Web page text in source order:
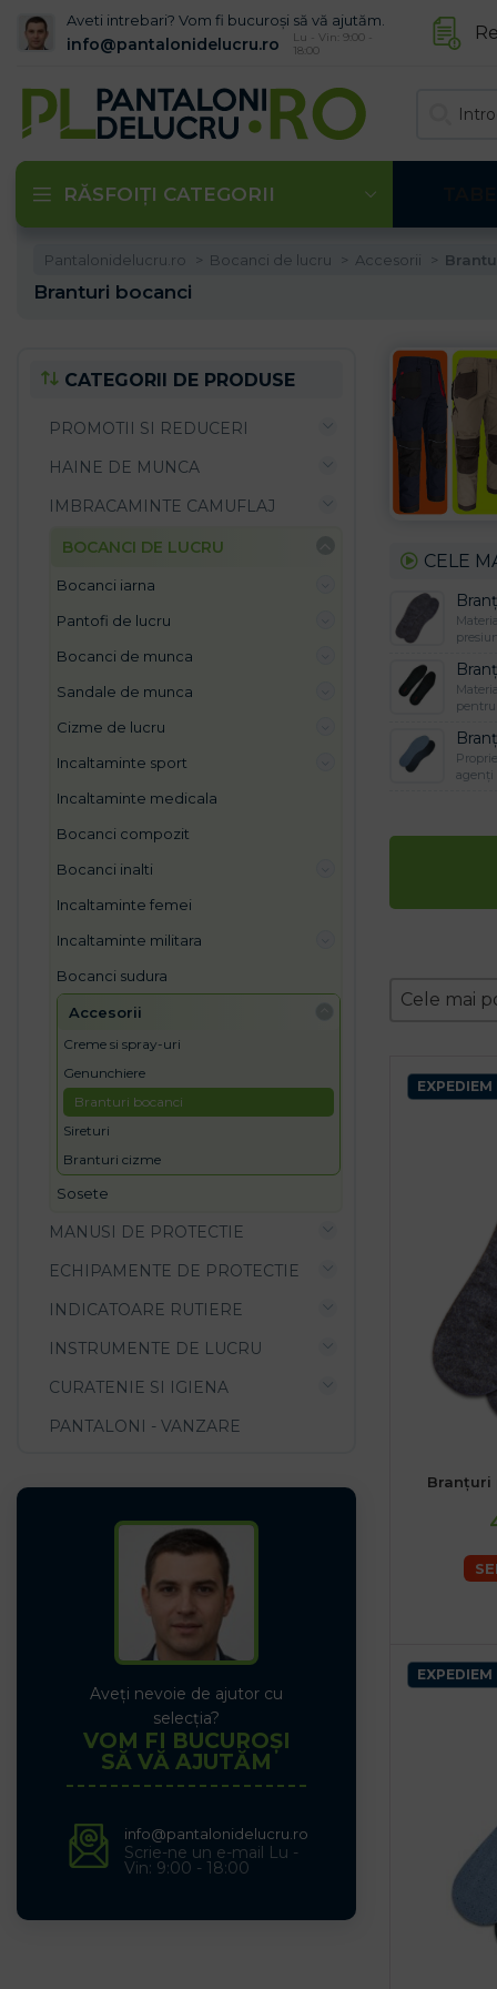
Aveti intrebari? Vom fi bucuroși să vă ajutăm.
info@pantalonidelucru.ro
Lu - Vin: 9:00 -
18:00
RĂSFOIȚI CATEGORII
Pantalonidelucru.ro Bocanci de lucru Accesorii
Branturi bocanci
CATEGORII DE PRODUSE
PROMOTII SI REDUCERI
HAINE DE MUNCA
IMBRACAMINTE CAMUFLAJ
BOCANCI DE LUCRU
bocanci iarna
pantofi de lucru
bocanci de munca
sandale de munca
cizme de lucru
incaltaminte sport
incaltaminte medicala
bocanci compozit
bocanci inalti
incaltaminte femei
incaltaminte militara
bocanci sudura
accesorii
creme si spray-uri
genunchiere
branturi bocanci
sireturi
branturi cizme
sosete
MANUSI DE PROTECTIE
ECHIPAMENTE DE PROTECTIE
INDICATOARE RUTIERE
INSTRUMENTE DE LUCRU
CURATENIE SI IGIENA
PANTALONI - VANZARE
Aveți nevoie de ajutor cu
selecția?
VOM FI BUCUROȘI
SĂ VĂ AJUTĂM
info@pantalonidelucru.ro
Scrie-ne un e-mail Lu -
Vin: 9:00 - 18:00
CELE
agenți
Sort
Cele mai
Sort
EXPEDIEM
36
Branțuri
EXPEDIEM